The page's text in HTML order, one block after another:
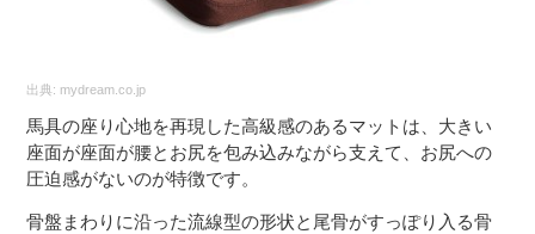
出典: mydream.co.jp
馬具の座り心地を再現した高級感のあるマットは、大きい
座面が座面が腰とお尻を包み込みながら支えて、お尻への
圧迫感がないのが特徴です。
骨盤まわりに沿った流線型の形状と尾骨がすっぽり入る骨